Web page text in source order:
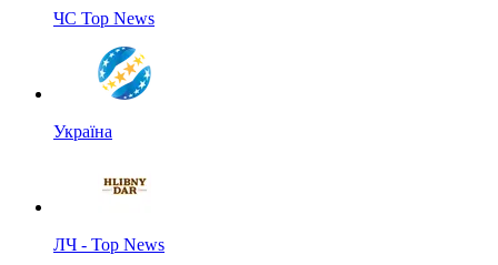
ЧС Top News
Україна
ЛЧ - Top News